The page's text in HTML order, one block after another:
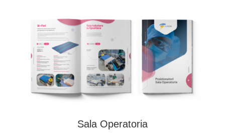
Sala Operatoria